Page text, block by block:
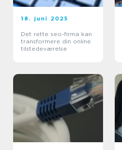
18. juni 2025
Det rette seo-firma kan
transformere din online
tilstedeværelse